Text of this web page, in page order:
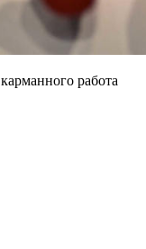
работа